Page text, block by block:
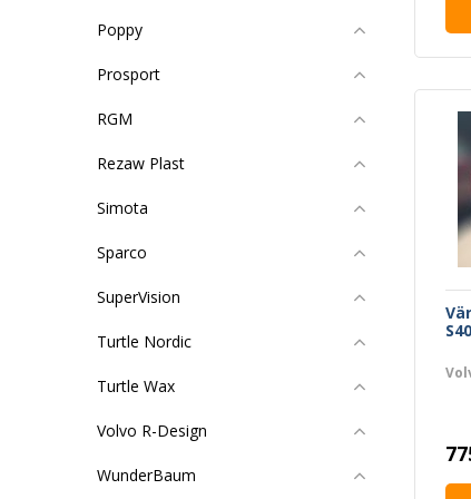
Poppy
Prosport
RGM
Rezaw Plast
Simota
Sparco
SuperVision
Turtle Nordic
Turtle Wax
Volvo R-Design
WunderBaum